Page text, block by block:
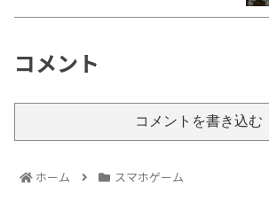
コメント
コメントを書き込む
ホーム スマホゲーム